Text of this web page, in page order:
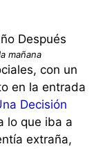
mañana
con un
en la entrada
Decisión
lo que iba a
extraña,